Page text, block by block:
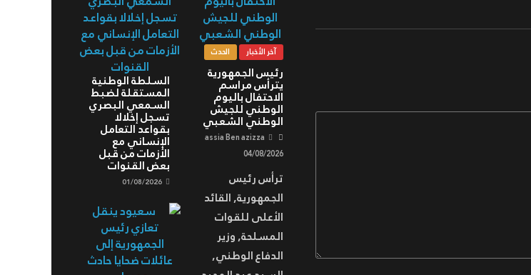
آخر الأخبار الحدث
رئيس الجمهورية
يترأس مراسم
الاحتفال باليوم
الوطني للجيش
الوطني الشعبي
assia Ben azizza
04/08/2026
ترأس رئيس
الجمهورية, القائد
الأعلى للقوات
المسلحة, وزير
الدفاع الوطني,
السلطة الوطنية
المستقلة لضبط
السمعي البصري
تسجل إخلالا
بقواعد التعامل
الإنساني مع
الأزمات من قبل
بعض القنوات
01/08/2026